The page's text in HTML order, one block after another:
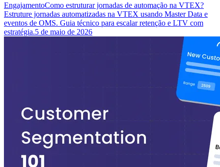
EngajamentoComo estruturar jornadas de automação na VTEX?
Estruture jornadas automatizadas na VTEX usando Master Data e
eventos de OMS. Guia técnico para escalar retenção e LTV com
estratégia.5 de maio de 2026